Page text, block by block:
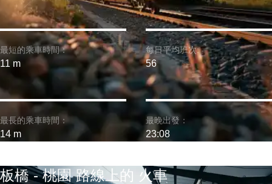
最短的乘車時間：
11 m
最長的乘車時間：
14 m
每日平均班次:
56
最晚出發：
23:08
板橋 - 桃園 路線上的 火車